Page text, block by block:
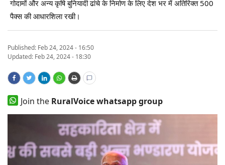
Magazine
States
Events
Agribusiness
Agritech
Cooperatives
International
गोदामों और अन्य कृषि बुनियादी ढांचे के निर्माण के लिए देश भर में अतिरिक्त 500
पैक्स की आधारशिला रखी।
Published: Feb 24, 2024 - 16:50
Updated: Feb 24, 2024 - 18:30
Join the RuralVoice whatsapp group